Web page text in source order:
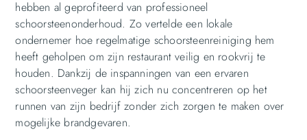
hebben al geprofiteerd van professioneel
schoorsteenonderhoud. Zo vertelde een lokale
ondernemer hoe regelmatige schoorsteenreiniging hem
heeft geholpen om zijn restaurant veilig en rookvrij te
houden. Dankzij de inspanningen van een ervaren
schoorsteenveger kan hij zich nu concentreren op het
runnen van zijn bedrijf zonder zich zorgen te maken over
mogelijke brandgevaren.